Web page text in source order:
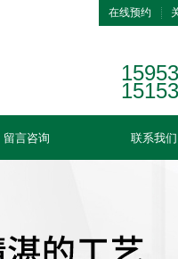
在线预约
留言咨询 联系我们